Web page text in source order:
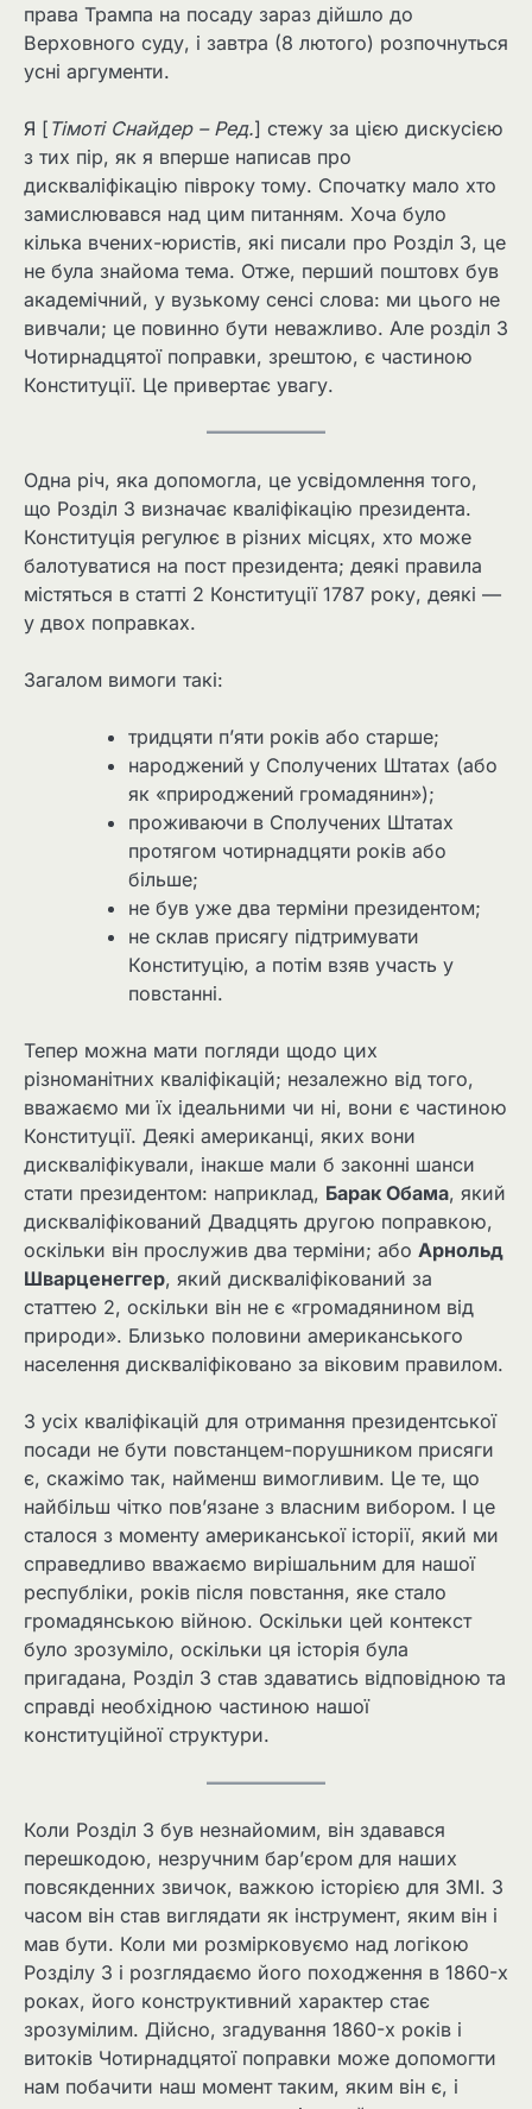
права Трампа на посаду зараз дійшло до
Верховного суду, і завтра (8 лютого) розпочнуться
усні аргументи.
Я [ Тімоті Снайдер – Ред.] стежу за цією дискусією
з тих пір, як я вперше написав про
дискваліфікацію півроку тому. Спочатку мало хто
замислювався над цим питанням. Хоча було
кілька вчених-юристів, які писали про Розділ 3, це
не була знайома тема. Отже, перший поштовх був
академічний, у вузькому сенсі слова: ми цього не
вивчали; це повинно бути неважливо. Але розділ 3
Чотирнадцятої поправки, зрештою, є частиною
Конституції. Це привертає увагу.
Одна річ, яка допомогла, це усвідомлення того,
що Розділ 3 визначає кваліфікацію президента.
Конституція регулює в різних місцях, хто може
балотуватися на пост президента; деякі правила
містяться в статті 2 Конституції 1787 року, деякі —
у двох поправках.
Загалом вимоги такі:
тридцяти п’яти років або старше;
народжений у Сполучених Штатах (або
як «природжений громадянин»);
проживаючи в Сполучених Штатах
протягом чотирнадцяти років або
більше;
не був уже два терміни президентом;
не склав присягу підтримувати
Конституцію, а потім взяв участь у
повстанні.
Тепер можна мати погляди щодо цих
різноманітних кваліфікацій; незалежно від того,
вважаємо ми їх ідеальними чи ні, вони є частиною
Конституції. Деякі американці, яких вони
дискваліфікували, інакше мали б законні шанси
стати президентом: наприклад, Барак Обама, який
дискваліфікований Двадцять другою поправкою,
оскільки він прослужив два терміни; або Арнольд
Шварценеггер, який дискваліфікований за
статтею 2, оскільки він не є «громадянином від
природи». Близько половини американського
населення дискваліфіковано за віковим правилом.
З усіх кваліфікацій для отримання президентської
посади не бути повстанцем-порушником присяги
є, скажімо так, найменш вимогливим. Це те, що
найбільш чітко пов’язане з власним вибором. І це
сталося з моменту американської історії, який ми
справедливо вважаємо вирішальним для нашої
республіки, років після повстання, яке стало
громадянською війною. Оскільки цей контекст
було зрозуміло, оскільки ця історія була
пригадана, Розділ 3 став здаватись відповідною та
справді необхідною частиною нашої
конституційної структури.
Коли Розділ 3 був незнайомим, він здавався
перешкодою, незручним бар’єром для наших
повсякденних звичок, важкою історією для ЗМІ. З
часом він став виглядати як інструмент, яким він і
мав бути. Коли ми розмірковуємо над логікою
Розділу 3 і розглядаємо його походження в 1860-х
роках, його конструктивний характер стає
зрозумілим. Дійсно, згадування 1860-х років і
витоків Чотирнадцятої поправки може допомогти
нам побачити наш момент таким, яким він є, і